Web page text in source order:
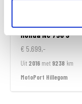
HondaNC 750 S
€ 5.699,-
Uit 2016 met 9238 km
MotoPort Hillegom